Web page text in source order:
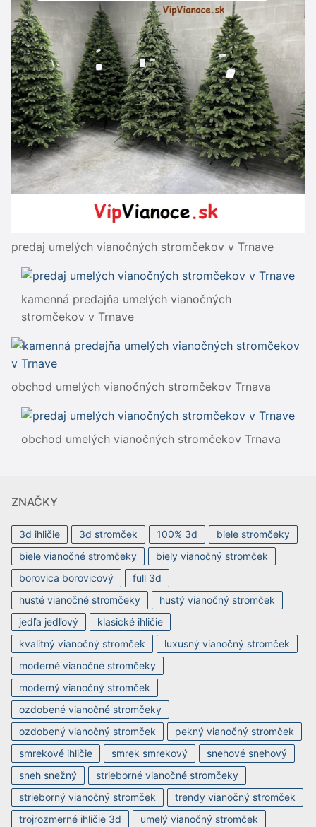
predaj umelých vianočných stromčekov v Trnave
kamenná predajňa umelých vianočných
stromčekov v Trnave
obchod umelých vianočných stromčekov Trnava
obchod umelých vianočných stromčekov Trnava
ZNAČKY
3d ihličie 3d stromček 100% 3d
biele stromčeky
biele vianočné stromčeky
biely vianočný stromček
borovica borovicový
full 3d
husté vianočné stromčeky
hustý vianočný stromček
jedľa jedľový
klasické ihličie
kvalitný vianočný stromček
luxusný vianočný stromček
moderné vianočné stromčeky
moderný vianočný stromček
ozdobené vianočné stromčeky
ozdobený vianočný stromček
pekný vianočný stromček
smrekové ihličie
smrek smrekový
snehové snehový
sneh snežný
strieborné vianočné stromčeky
strieborný vianočný stromček
trendy vianočný stromček
trojrozmerné ihličie 3d
umelý vianočný stromček